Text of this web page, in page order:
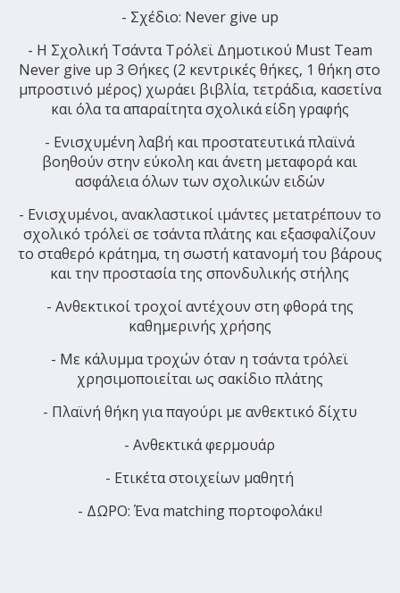
- Σχέδιο: Never give up
- Η Σχολική Τσάντα Τρόλεϊ Δημοτικού Must Team
Never give up 3 Θήκες (2 κεντρικές θήκες, 1 θήκη στο
μπροστινό μέρος) χωράει βιβλία, τετράδια, κασετίνα
και όλα τα απαραίτητα σχολικά είδη γραφής
- Ενισχυμένη λαβή και προστατευτικά πλαϊνά
βοηθούν στην εύκολη και άνετη μεταφορά και
ασφάλεια όλων των σχολικών ειδών
- Ενισχυμένοι, ανακλαστικοί ιμάντες μετατρέπουν το
σχολικό τρόλεϊ σε τσάντα πλάτης και εξασφαλίζουν
το σταθερό κράτημα, τη σωστή κατανομή του βάρους
και την προστασία της σπονδυλικής στήλης
- Ανθεκτικοί τροχοί αντέχουν στη φθορά της
καθημερινής χρήσης
- Με κάλυμμα τροχών όταν η τσάντα τρόλεϊ
χρησιμοποιείται ως σακίδιο πλάτης
- Πλαϊνή θήκη για παγούρι με ανθεκτικό δίχτυ
- Ανθεκτικά φερμουάρ
- Ετικέτα στοιχείων μαθητή
- ΔΩΡΟ: Ένα matching πορτοφολάκι!